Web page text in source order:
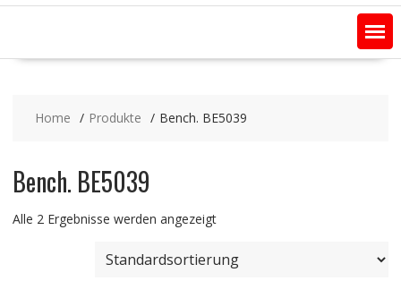
Home Produkte Bench. BE5039
Bench. BE5039
Alle 2 Ergebnisse werden angezeigt